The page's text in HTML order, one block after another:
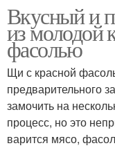
Вкусный и
из молодой
фасолью
Щи с красной
предварительного
замочить на
процесс, но это
варится мясо,